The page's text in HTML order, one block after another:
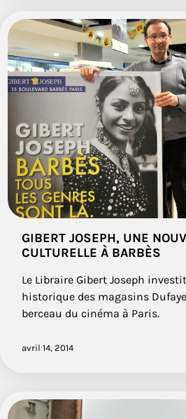
GIBERT JOSEPH, UNE
CULTURELLE À BARBÈS
Le Libraire Gibert Joseph
historique des magasins
berceau du cinéma à Paris.
avril 14, 2014